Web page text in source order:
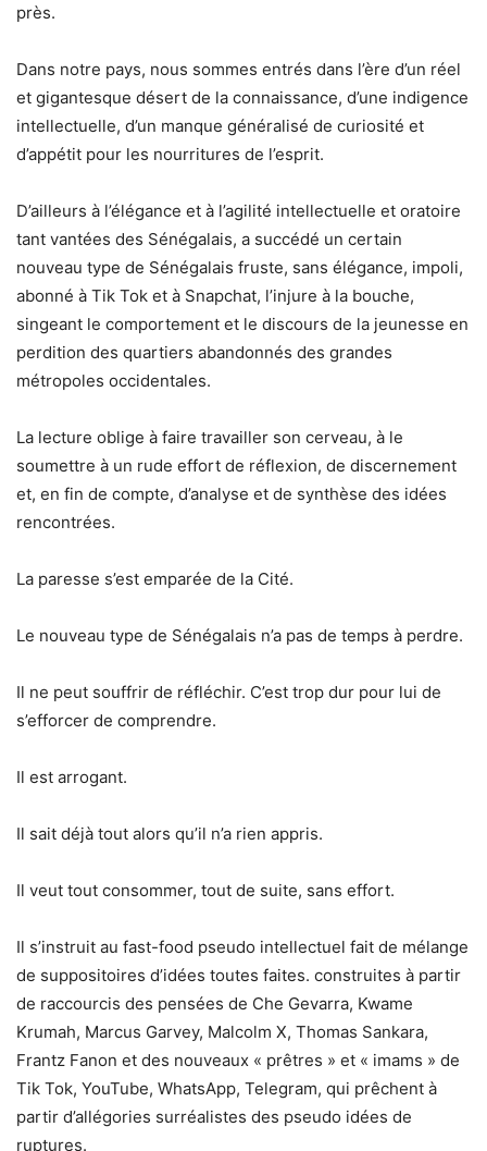
près.
Dans notre pays, nous sommes entrés dans l’ère d’un réel
et gigantesque désert de la connaissance, d’une indigence
intellectuelle, d’un manque généralisé de curiosité et
d’appétit pour les nourritures de l’esprit.
D’ailleurs à l’élégance et à l’agilité intellectuelle et oratoire
tant vantées des Sénégalais, a succédé un certain
nouveau type de Sénégalais fruste, sans élégance, impoli,
abonné à Tik Tok et à Snapchat, l’injure à la bouche,
singeant le comportement et le discours de la jeunesse en
perdition des quartiers abandonnés des grandes
métropoles occidentales.
La lecture oblige à faire travailler son cerveau, à le
soumettre à un rude effort de réflexion, de discernement
et, en fin de compte, d’analyse et de synthèse des idées
rencontrées.
La paresse s’est emparée de la Cité.
Le nouveau type de Sénégalais n’a pas de temps à perdre.
Il ne peut souffrir de réfléchir. C’est trop dur pour lui de
s’efforcer de comprendre.
Il est arrogant.
Il sait déjà tout alors qu’il n’a rien appris.
Il veut tout consommer, tout de suite, sans effort.
Il s’instruit au fast-food pseudo intellectuel fait de mélange
de suppositoires d’idées toutes faites. construites à partir
de raccourcis des pensées de Che Gevarra, Kwame
Krumah, Marcus Garvey, Malcolm X, Thomas Sankara,
Frantz Fanon et des nouveaux « prêtres » et « imams » de
Tik Tok, YouTube, WhatsApp, Telegram, qui prêchent à
partir d’allégories surréalistes des pseudo idées de
ruptures.